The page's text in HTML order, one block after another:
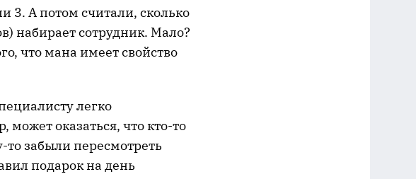
3. А потом считали, сколько
набирает сотрудник. Мало?
что мана имеет свойство
легко
оказаться, что кто-то
забыли пересмотреть
подарок на день